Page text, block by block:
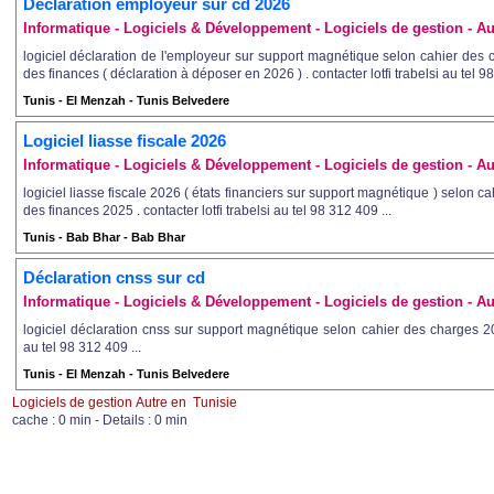
Déclaration employeur sur cd 2026
Informatique - Logiciels & Développement - Logiciels de gestion -
logiciel déclaration de l'employeur sur support magnétique selon cahier des
des finances ( déclaration à déposer en 2026 ) . contacter lotfi trabelsi au tel
Tunis - El Menzah - Tunis Belvedere
Logiciel liasse fiscale 2026
Informatique - Logiciels & Développement - Logiciels de gestion -
logiciel liasse fiscale 2026 ( états financiers sur support magnétique ) selon
des finances 2025 . contacter lotfi trabelsi au tel 98 312 409 ...
Tunis - Bab Bhar - Bab Bhar
Déclaration cnss sur cd
Informatique - Logiciels & Développement - Logiciels de gestion -
logiciel déclaration cnss sur support magnétique selon cahier des charges
au tel 98 312 409 ...
Tunis - El Menzah - Tunis Belvedere
Logiciels de gestion Autre en Tunisie
cache : 0 min - Details : 0 min